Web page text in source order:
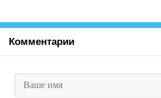
Комментарии